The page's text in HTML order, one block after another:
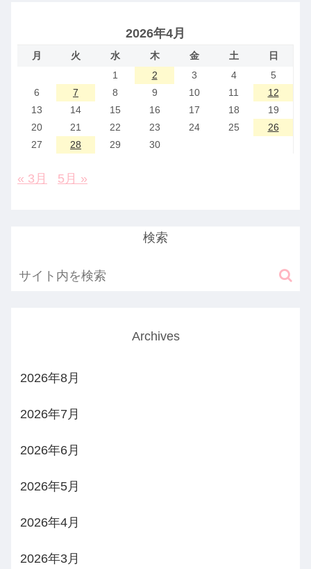
2026年4月
月 火 水 木 金 土
日
1
2 3 4
5
6
7 8 9 10 11
12
13
14 15 16 17 18
19
20
21 22 23 24 25
26
27
28 29 30
« 3月 5月 »
検索
Archives
2026年8月
2026年7月
2026年6月
2026年5月
2026年4月
2026年3月